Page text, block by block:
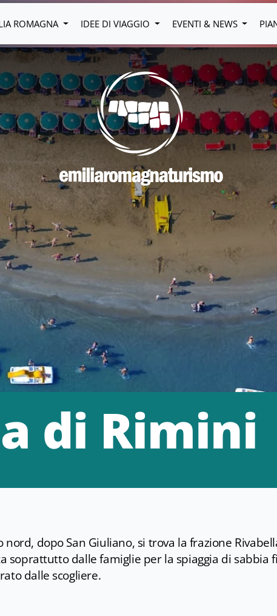
ROMAGNA IDEE DI VIAGGIO EVENTI & NEWS
di Rimini
dopo San Giuliano, si trova la frazione
soprattutto dalle famiglie per la spiaggia di sabbia
dalle scogliere.